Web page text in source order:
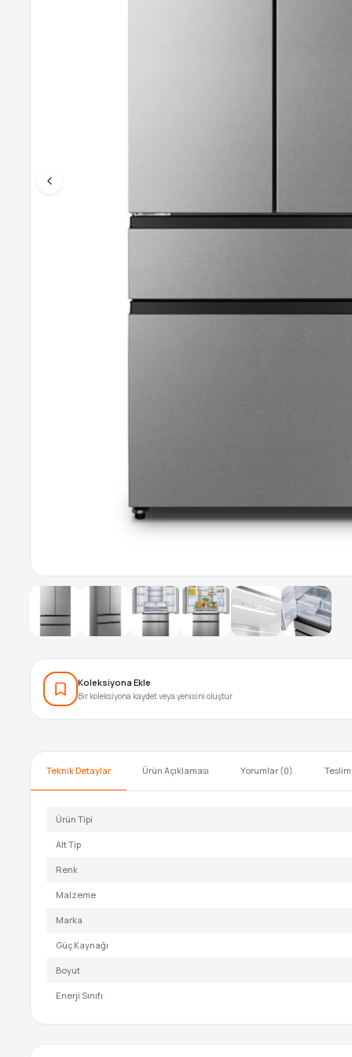
Koleksiyona Ekle
Bir koleksiyona kaydet veya yenisini oluştur
Teknik Detaylar Ürün Açıklaması Yorumlar (0)
Ürün Tipi
Alt Tip
Renk
Malzeme
Marka
Güç Kaynağı
Boyut
Enerji Sınıfı